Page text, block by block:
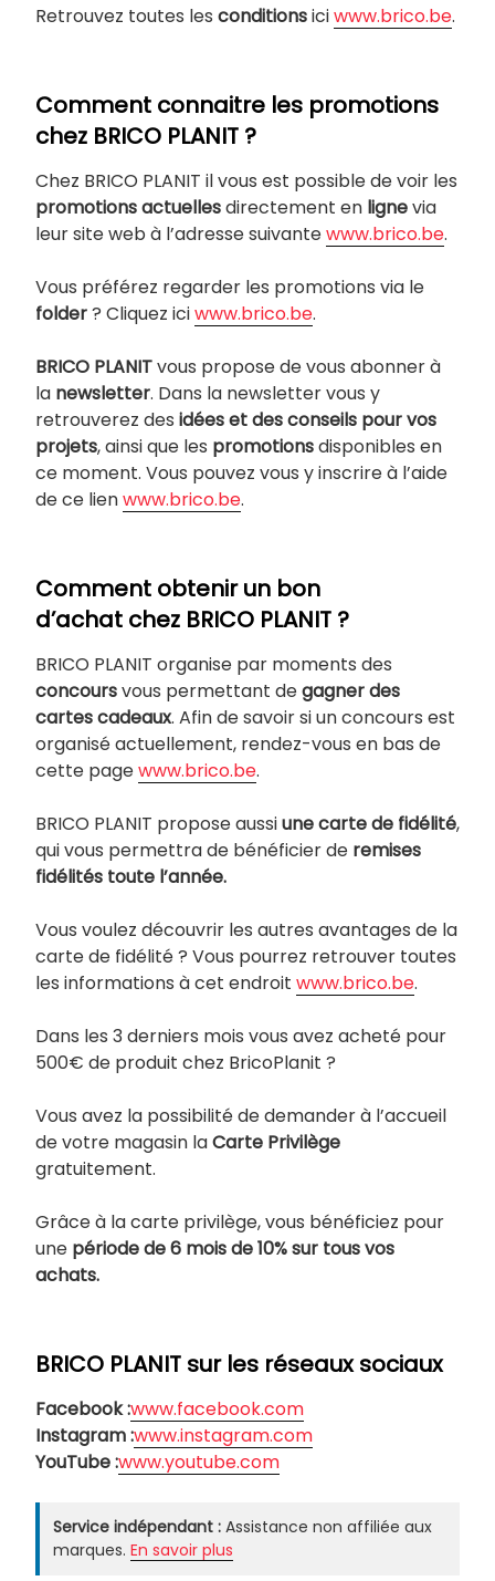
Retrouvez toutes les conditionsiciwww.brico.be.
Comment connaitre les promotions
chez BRICO PLANIT ?
Chez BRICO PLANIT il vous est possible de voir les
promotions actuellesdirectement en lignevia
leur site web à l’adresse suivantewww.brico.be.
Vous préférez regarder les promotions via le
folder? Cliquez iciwww.brico.be.
BRICO PLANITvous propose de vous abonner à
la newsletter. Dans la newsletter vous y
retrouverez des idées et des conseils pour vos
projets, ainsi que les promotionsdisponibles en
ce moment. Vous pouvez vous y inscrire à l’aide
de ce lienwww.brico.be.
Comment obtenir un bon
d’achat chez BRICO PLANIT ?
BRICO PLANIT organise par moments des
concoursvous permettant degagner des
cartes cadeaux. Afin de savoir si un concours est
organisé actuellement, rendez-vous en bas de
cette pagewww.brico.be.
BRICO PLANIT propose aussiune carte de fidélité,
qui vous permettra de bénéficier de remises
fidélités toute l’année.
Vous voulez découvrir les autres avantages de la
carte de fidélité ? Vous pourrez retrouver toutes
les informations à cet endroit www.brico.be.
Dans les 3 derniers mois vous avez acheté pour
500€ de produit chez BricoPlanit ?
Vous avez la possibilité de demander à l’accueil
de votre magasin laCarte Privilège
gratuitement.
Grâce à la carte privilège, vous bénéficiez pour
une période de 6 mois de 10% sur tous vos
achats.
BRICO PLANIT sur les réseaux sociaux
Facebook :www.facebook.com
Instagram :www.instagram.com
YouTube :www.youtube.com
Service indépendant : Assistance non affiliée aux
marques. En savoir plus